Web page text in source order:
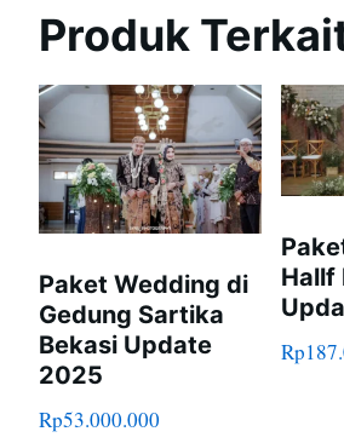
Produk
Paket Wedding di
Gedung Sartika
Bekasi Update
2025
Rp53.000.000
Hallf
Rp